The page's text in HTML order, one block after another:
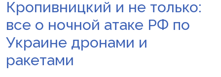
Кропивницкий и не только:
все о ночной атаке РФ по
Украине дронами и
ракетами